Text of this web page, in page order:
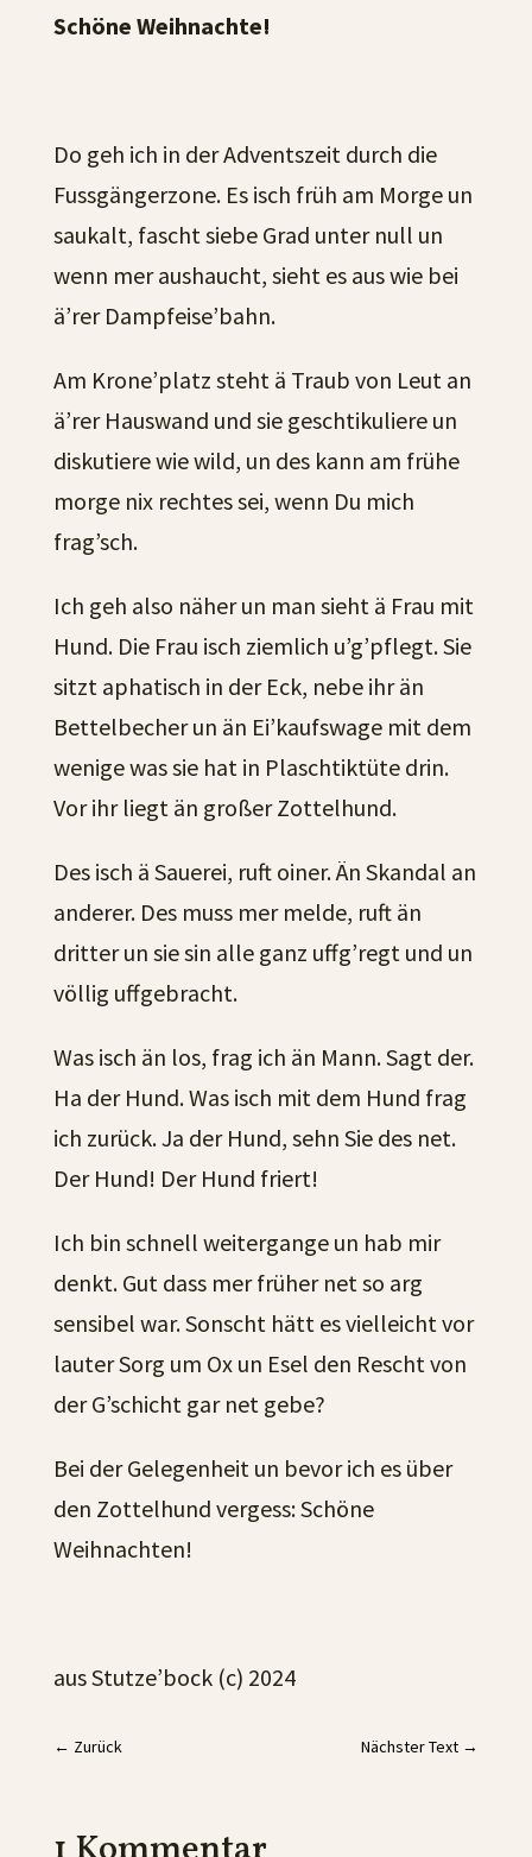
Schöne Weihnachte!
Do geh ich in der Adventszeit durch die
Fussgängerzone. Es isch früh am Morge un
saukalt, fascht siebe Grad unter null un
wenn mer aushaucht, sieht es aus wie bei
ä’rer Dampfeise’bahn.
Am Krone’platz steht ä Traub von Leut an
ä’rer Hauswand und sie geschtikuliere un
diskutiere wie wild, un des kann am frühe
morge nix rechtes sei, wenn Du mich
frag’sch.
Ich geh also näher un man sieht ä Frau mit
Hund. Die Frau isch ziemlich u’g’pflegt. Sie
sitzt aphatisch in der Eck, nebe ihr än
Bettelbecher un än Ei’kaufswage mit dem
wenige was sie hat in Plaschtiktüte drin.
Vor ihr liegt än großer Zottelhund.
Des isch ä Sauerei, ruft oiner. Än Skandal an
anderer. Des muss mer melde, ruft än
dritter un sie sin alle ganz uffg’regt und un
völlig uffgebracht.
Was isch än los, frag ich än Mann. Sagt der.
Ha der Hund. Was isch mit dem Hund frag
ich zurück. Ja der Hund, sehn Sie des net.
Der Hund! Der Hund friert!
Ich bin schnell weitergange un hab mir
denkt. Gut dass mer früher net so arg
sensibel war. Sonscht hätt es vielleicht vor
lauter Sorg um Ox un Esel den Rescht von
der G’schicht gar net gebe?
Bei der Gelegenheit un bevor ich es über
den Zottelhund vergess: Schöne
Weihnachten!
aus Stutze’bock (c) 2024
← Zurück Nächster Text →